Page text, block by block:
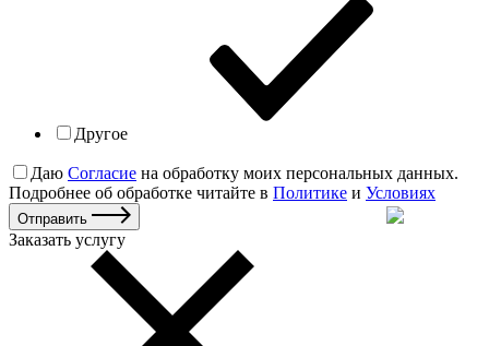
Другое
Даю Согласие на обработку моих персональных данных.
Подробнее об обработке читайте в Политике и Условиях
Отправить
Заказать услугу